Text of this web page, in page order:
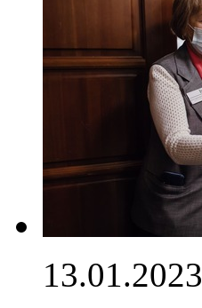
13.01.2023